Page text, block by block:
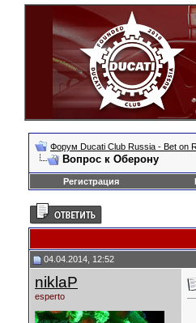
Форум Ducati Club Russia - Bet on
Вопрос к Оберону
Регистрация
04.04.2014, 12:52
niklaP
esperto